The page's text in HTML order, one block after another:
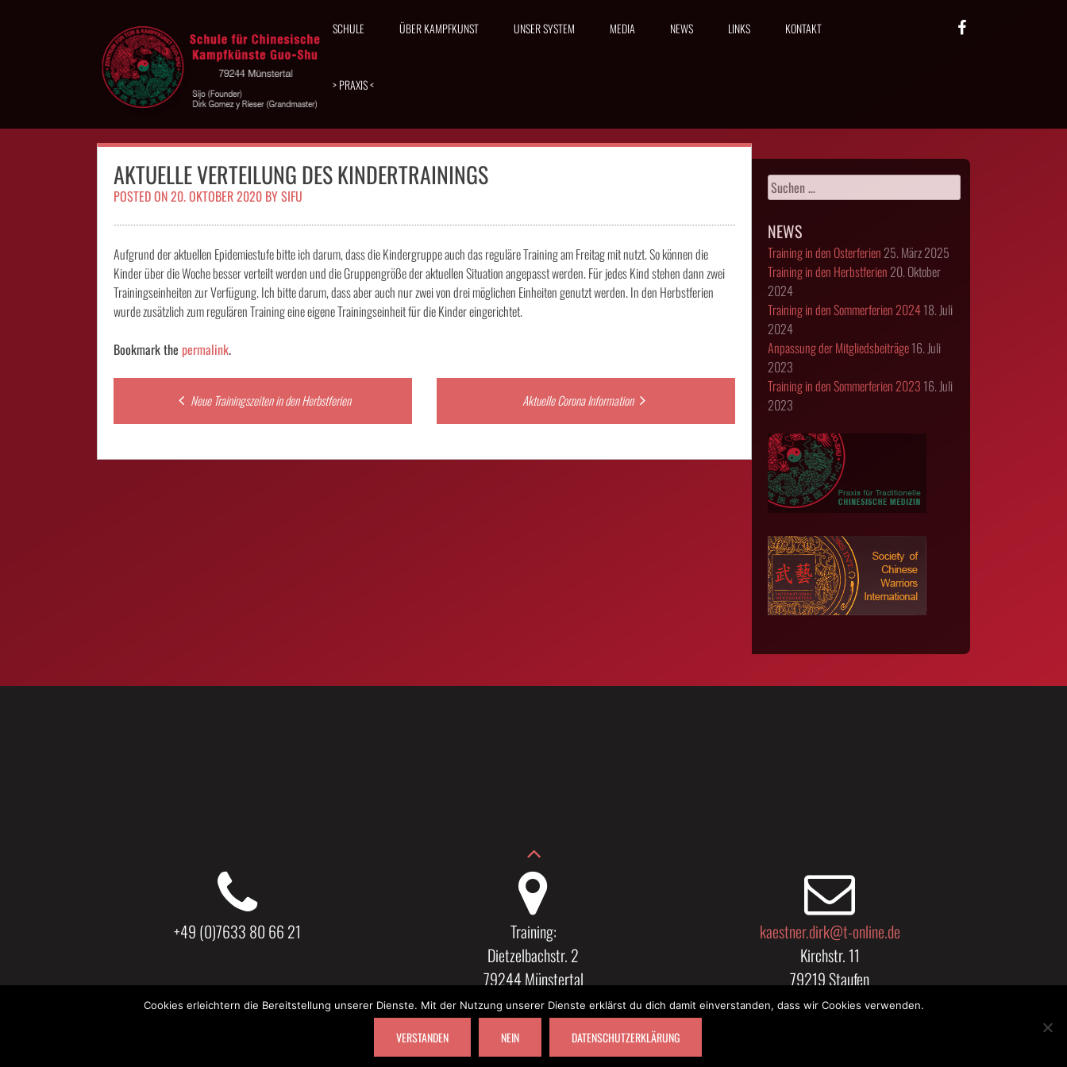
SCHULE ÜBER KAMPFKUNST UNSER SYSTEM MEDIA NEWS LINKS KONTAKT
> PRAXIS <
AKTUELLE VERTEILUNG DES KINDERTRAININGS
POSTED ON20. OKTOBER 2020 BYSIFU
Aufgrund der aktuellen Epidemiestufe bitte ich darum, dass die Kindergruppe auch das reguläre Training am Freitag mit nutzt. So können die
Kinder über die Woche besser verteilt werden und die Gruppengröße der aktuellen Situation angepasst werden. Für jedes Kind stehen dann zwei
Trainingseinheiten zur Verfügung. Ich bitte darum, dass aber auch nur zwei von drei möglichen Einheiten genutzt werden. In den Herbstferien
wurde zusätzlich zum regulären Training eine eigene Trainingseinheit für die Kinder eingerichtet.
Bookmark the permalink.
navigation
Neue Trainingszeiten in den Herbstferien Aktuelle Corona Information
Suchen
nach:
NEWS
Training in den Osterferien25. März 2025
Training in den Herbstferien20. Oktober
2024
Training in den Sommerferien 202418. Juli
2024
Anpassung der Mitgliedsbeiträge16. Juli
2023
Training in den Sommerferien 2023 16. Juli
2023
+49 (0)7633 80 66 21
Training:
Dietzelbachstr. 2
79244 Münstertal
kaestner.dirk@t-online.de
Kirchstr. 11
79219 Staufen
© 2024 DIRK GOMEZ Y RIESER (KÄSTNER) | IMPRESSUM & HAFTUNGSAUSSCHLUSS|DATENSCHUTZERKLÄRUNG
Cookies erleichtern die Bereitstellung unserer Dienste. Mit der Nutzung unserer Dienste erklärst du dich damit einverstanden, dass wir Cookies verwenden.
VERSTANDEN NEIN DATENSCHUTZERKLÄRUNG